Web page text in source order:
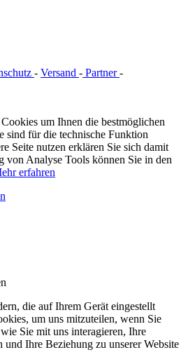
- Versand - Partner-
um Ihnen die bestmöglichen
sind für die technische Funktion
Seite nutzen erklären Sie sich damit
von Analyse Tools können Sie in den
erfahren
die auf Ihrem Gerät eingestellt
um uns mitzuteilen, wenn Sie
Sie mit uns interagieren, Ihre
und Ihre Beziehung zu unserer Website